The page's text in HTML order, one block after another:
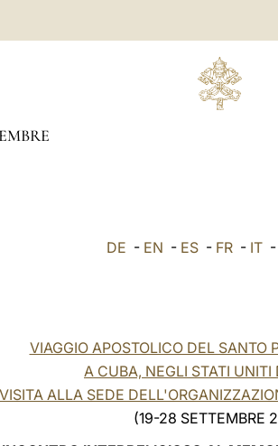
DE - EN - ES - FR - IT -
VIAGGIO APOSTOLICO DEL SANTO
A CUBA, NEGLI STATI UNITI
ALLA SEDE
(19-28 SETTEMBRE